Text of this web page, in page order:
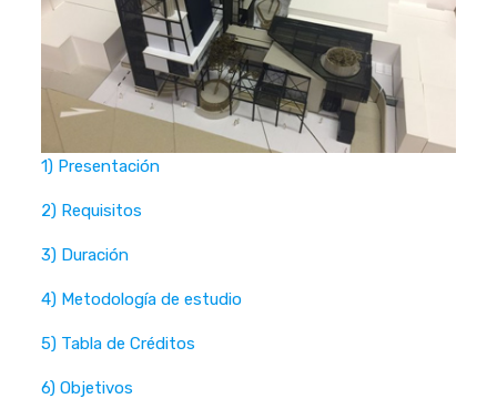
1) Presentación
2) Requisitos
3) Duración
4) Metodología de estudio
5) Tabla de Créditos
6) Objetivos